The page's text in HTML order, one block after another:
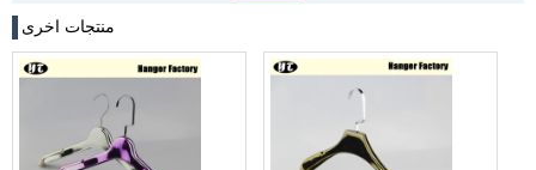
منتجات اخرى